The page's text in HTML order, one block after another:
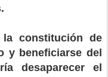
constitución de
y beneficiarse del
desaparecer el